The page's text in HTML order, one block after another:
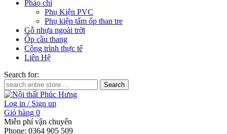
Phào chỉ
Phụ Kiện PVC
Phụ kiện tấm ốp than tre
Gỗ nhựa ngoài trời
Ốp cầu thang
Công trình thực tế
Liên Hệ
Search for:
Log in / Sign up
Giỏ hàng 0
Miễn phí vận chuyển
Phone: 0364 905 509